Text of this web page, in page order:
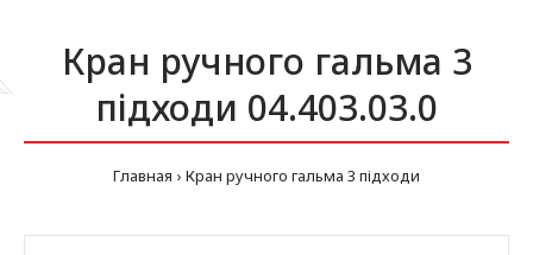
Кран ручного гальма 3
підходи 04.403.03.0
Главная Кран ручного гальма 3 підходи